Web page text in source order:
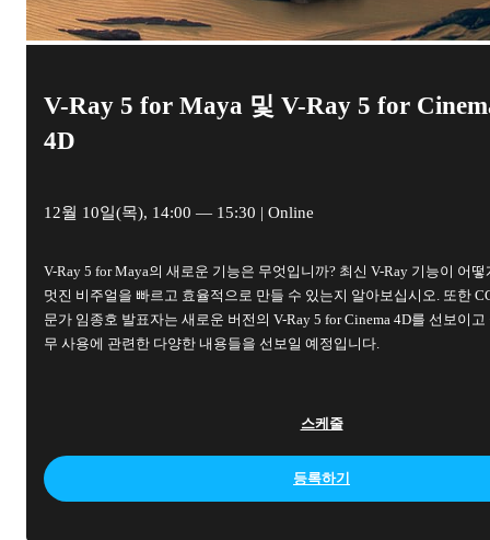
V-Ray 5 for Maya 및 V-Ray 5 for
4D
12월 10일(목), 14:00 — 15:30 | Online
V-Ray 5 for Maya의 새로운 기능은 무엇입니까? 최신 V-Ray 기능이 어떻
멋진 비주얼을 빠르고 효율적으로 만들 수 있는지 알아보십시오. 또한
문가 임종호 발표자는 새로운 버전의 V-Ray 5 for Cinema 4D를 선보이고
무 사용에 관련한 다양한 내용들을 선보일 예정입니다.
스케줄
등록하기